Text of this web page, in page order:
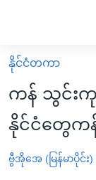
လွယ်ကူ
စေ
သည့်
Link
များ
မူလစာမျက်နှာ
မြန်မာ
ကမ္ဘာ့သတင်းများ
နိုင်ငံတကာ
ဗွီဒီယို
နိုင်ငံတကာ
ကန် သွင်းကု
နိုင်ငံတွေ
ဗွီအိုအေ (မြန်မာပိုင်း)